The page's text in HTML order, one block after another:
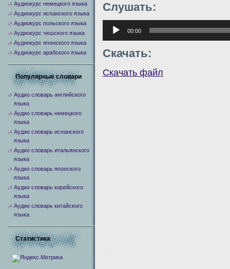
Слушать:
Аудиоплеер
00:00
Скачать:
Скачать файл
Аудиокурс немецкого языка
Аудиокурс испанского языка
Аудиокурс польского языка
Аудиокурс чешского языка
Аудиокурс японского языка
Аудиокурс арабского языка
Популярные словари
Аудио словарь английского
языка
Аудио словарь немецкого
языка
Аудио словарь испанского
языка
Аудио словарь итальянского
языка
Аудио словарь японского
языка
Аудио словарь корейского
языка
Аудио словарь китайского
языка
Статистика